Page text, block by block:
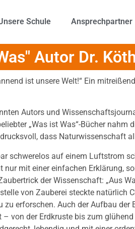
Schule Ansprechpartner
Autor Dr.
ist unsere Welt!“ Ein
Autors und
„Was ist Was“-Bücher nahm
dass Naturwissenschaft
schwerelos auf einem Luftstrom
mit einer einfachen Erklärung,
der Wissenschaft: „Aus
von Zauberei steckte natürlich
erforschen. Auch der Aufbau
von der Erdkruste bis zum